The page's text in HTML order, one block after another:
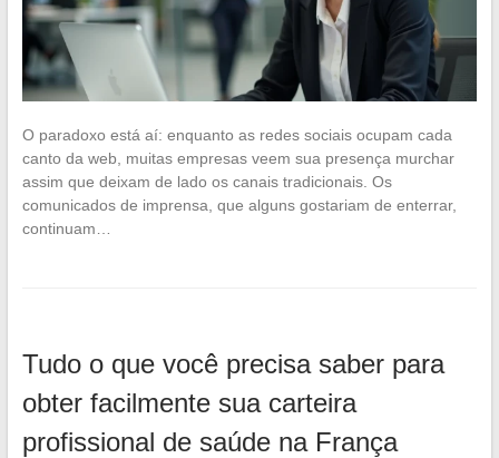
O paradoxo está aí: enquanto as redes sociais ocupam cada
canto da web, muitas empresas veem sua presença murchar
assim que deixam de lado os canais tradicionais. Os
comunicados de imprensa, que alguns gostariam de enterrar,
continuam…
Tudo o que você precisa saber para
obter facilmente sua carteira
profissional de saúde na França